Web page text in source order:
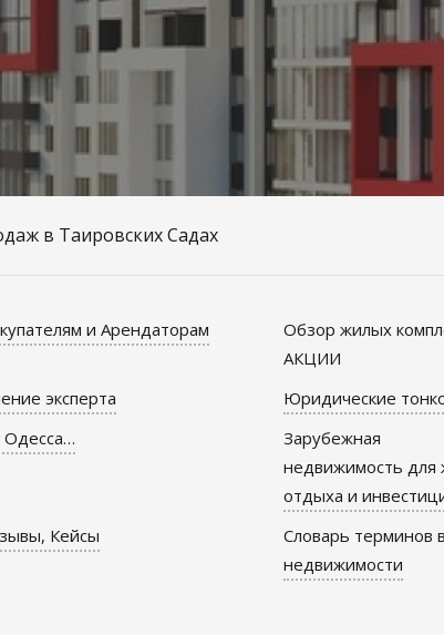
в Таировских Садах
и Арендаторам
Обзор жилых
АКЦИИ
эксперта
Юридические
Одесса…
Зарубежная
недвижимость для
отдыха и
Кейсы
Словарь терминов в
недвижимости